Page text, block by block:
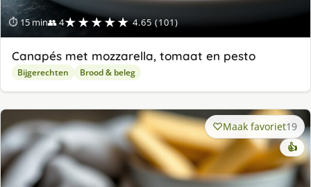
⏱ 15 min👥 4★★★★★ 4.65 (101)
Canapés met mozzarella, tomaat en pesto
Bijgerechten Brood & beleg
Maak favoriet19
👍